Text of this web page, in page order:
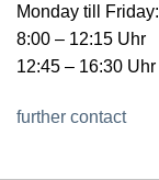
Monday till Friday:
8:00 – 12:15 Uhr
12:45 – 16:30 Uhr
further contact